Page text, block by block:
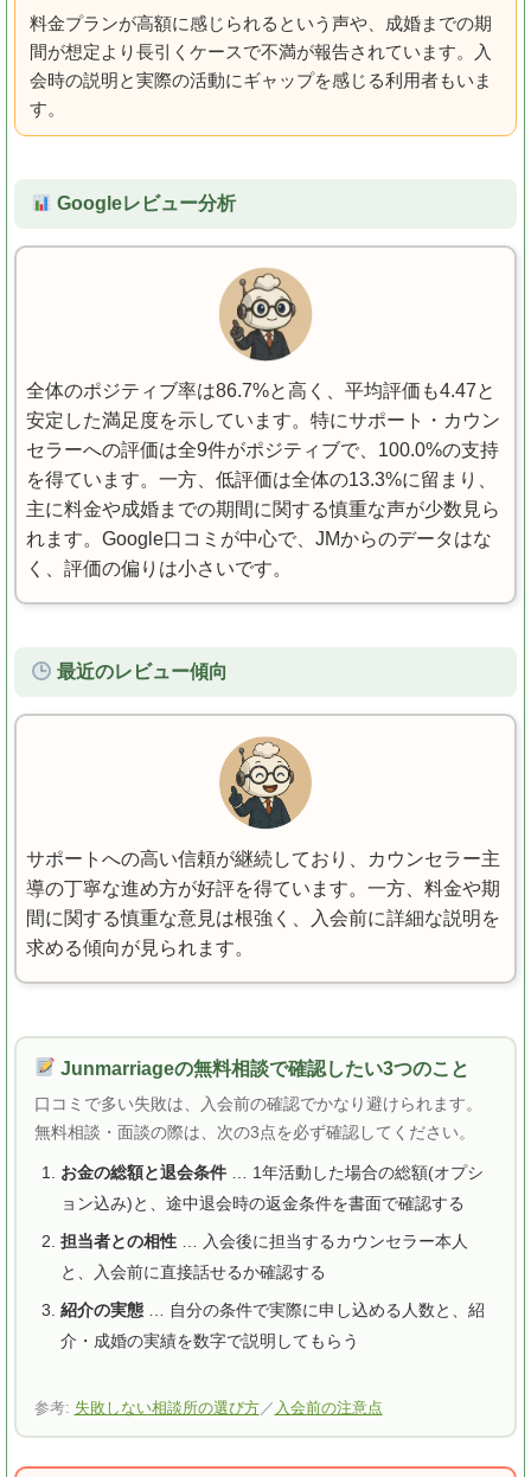
料金プランが高額に感じられるという声や、成婚までの期
間が想定より長引くケースで不満が報告されています。入
会時の説明と実際の活動にギャップを感じる利用者もいま
す。
Googleレビュー分析
全体のポジティブ率は86.7%と高く、平均評価も4.47と
安定した満足度を示しています。特にサポート・カウン
セラーへの評価は全9件がポジティブで、100.0%の支持
を得ています。一方、低評価は全体の13.3%に留まり、
主に料金や成婚までの期間に関する慎重な声が少数見ら
れます。Google口コミが中心で、JMからのデータはな
く、評価の偏りは小さいです。
最近のレビュー傾向
サポートへの高い信頼が継続しており、カウンセラー主
導の丁寧な進め方が好評を得ています。一方、料金や期
間に関する慎重な意見は根強く、入会前に詳細な説明を
求める傾向が見られます。
Junmarriageの無料相談で確認したい3つのこと
口コミで多い失敗は、入会前の確認でかなり避けられます。
無料相談・面談の際は、次の3点を必ず確認してください。
お金の総額と退会条件… 1年活動した場合の総額(オプシ
ョン込み)と、途中退会時の返金条件を書面で確認する
担当者との相性… 入会後に担当するカウンセラー本人
と、入会前に直接話せるか確認する
紹介の実態… 自分の条件で実際に申し込める人数と、紹
介・成婚の実績を数字で説明してもらう
参考: 失敗しない相談所の選び方／ 入会前の注意点